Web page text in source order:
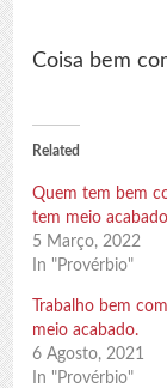
Coisa bem
Related
Quem tem bem
tem meio
5 Março, 2022
In "Provérbio"
Trabalho bem
meio acabado.
6 Agosto, 2021
In "Provérbio"